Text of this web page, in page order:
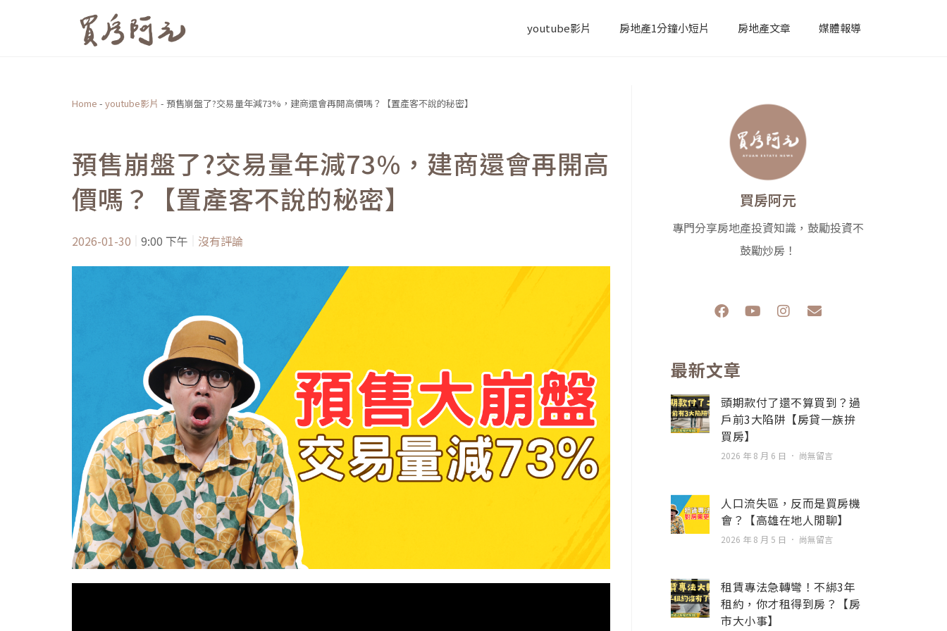
youtube影片 房地產1分鐘小短片 房地產文章 媒體報導
Home - youtube影片 - 預售崩盤了?交易量年減73%，建商還會再開高價嗎？【置產客不說的秘密】
預售崩盤了?交易量年減73%，建商還會再開高
價嗎？【置產客不說的秘密】
2026-01-30 9:00 下午 沒有評論
買房阿元
專門分享房地產投資知識，鼓勵投資不
鼓勵炒房！
F
a
b
o
o
k
Y
o
e
I
n
r
a
m
E
n
p
e
最新文章
頭期款付了還不算買到？過
戶前3大陷阱【房貸一族拚
買房】
2026 年 8 月 6 日 尚無留言
人口流失區，反而是買房機
會？【高雄在地人閒聊】
2026 年 8 月 5 日 尚無留言
租賃專法急轉彎！不綁3年
租約，你才租得到房？【房
市大小事】